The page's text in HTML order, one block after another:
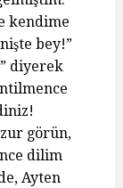
kendime
bey!”
diyerek
görün,
dilim
Ayten